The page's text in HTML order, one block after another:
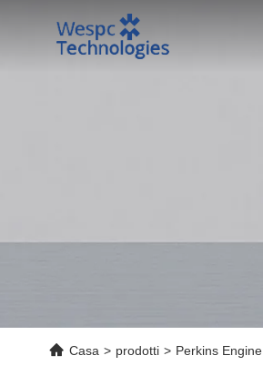
Casa > prodotti > Perkins Engine